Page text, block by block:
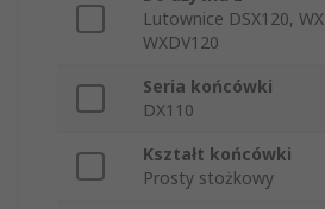
Lutownice DSX120,
WXDV120
Seria końcówki
DX110
Kształt końcówki
Prosty stożkowy